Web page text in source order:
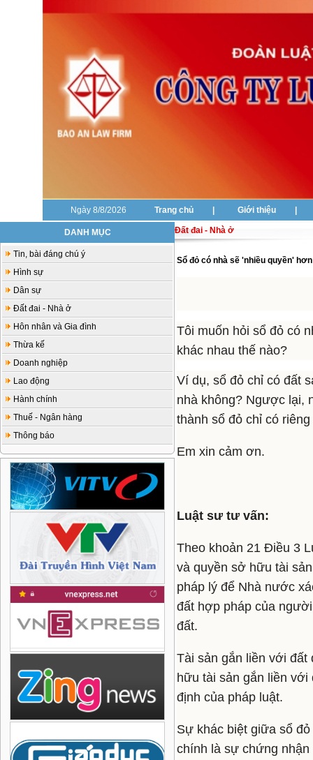
Ngày 8/8/2026 Trang chủ Giới thiệu
DANH MỤC
Tin, bài đáng chú ý
Hình sự
Dân sự
Đất đai - Nhà ở
Hôn nhân và Gia đình
Thừa kế
Doanh nghiệp
Lao động
Hành chính
Thuế - Ngân hàng
Thông báo
Đất đai - Nhà ở
Sổ đỏ có nhà sẽ 'nhiều quyền'
Tôi muốn hỏi sổ đỏ có
khác nhau thế nào?
Ví dụ, sổ đỏ chỉ có đất
nhà không? Ngược lại,
thành sổ đỏ chỉ có
Em xin cảm ơn.
Luật sư tư vấn:
Theo khoản 21 Điều 3
và quyền sở hữu tài
pháp lý để Nhà nước
đất hợp pháp của
đất.
Tài sản gắn liền với
hữu tài sản gắn liền
định của pháp luật.
Sự khác biệt giữa sổ
chính là sự chứng